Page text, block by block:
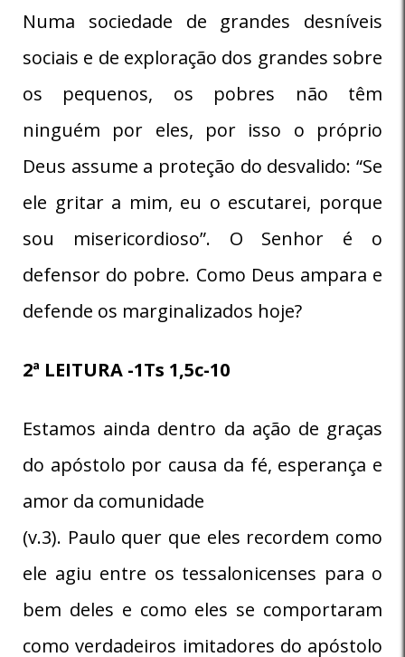
Numa sociedade de grandes desníveis
sociais e de exploração dos grandes sobre
os pequenos, os pobres não têm
ninguém por eles, por isso o próprio
Deus assume a proteção do desvalido: “Se
ele gritar a mim, eu o escutarei, porque
sou misericordioso”. O Senhor é o
defensor do pobre. Como Deus ampara e
defende os marginalizados hoje?
2ª LEITURA -1Ts 1,5c-10
Estamos ainda dentro da ação de graças
do apóstolo por causa da fé, esperança e
amor da comunidade
(v.3). Paulo quer que eles recordem como
ele agiu entre os tessalonicenses para o
bem deles e como eles se comportaram
como verdadeiros imitadores do apóstolo